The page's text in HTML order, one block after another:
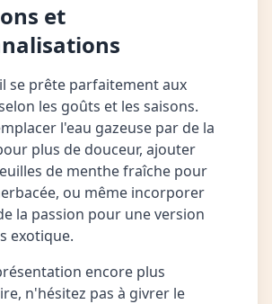
et
se prête parfaitement aux
les goûts et les saisons.
l'eau gazeuse par de la
plus de douceur, ajouter
de menthe fraîche pour
ou même incorporer
la passion pour une version
exotique.
encore plus
n'hésitez pas à givrer le